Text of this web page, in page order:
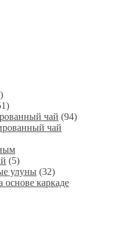
чай (94)
чай
(5)
улуны (32)
каркаде